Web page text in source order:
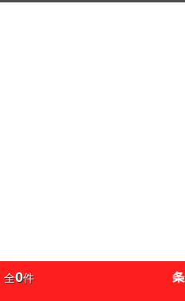
全0件